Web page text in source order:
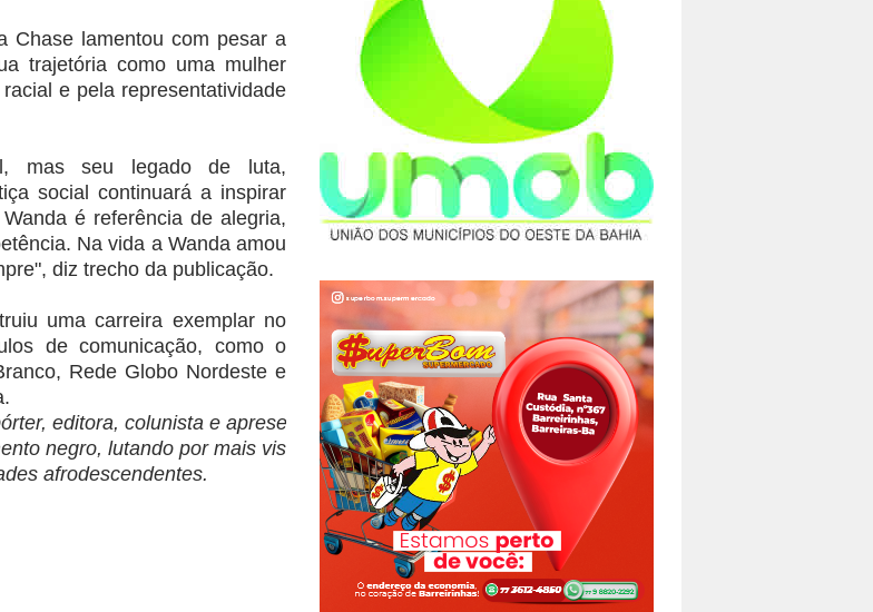
Chase lamentou com pesar a
trajetória como uma mulher
e pela representatividade
mas seu legado de luta,
social continuará a inspirar
é referência de alegria,
Na vida a Wanda amou
diz trecho da publicação.
uma carreira exemplar no
de comunicação, como o
Rede Globo Nordeste e
editora, colunista e apresentadora, Wanda
negro, lutando por mais visibilidade e inclusão
afrodescendentes.